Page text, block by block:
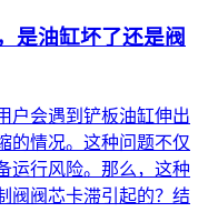
是油缸坏了还是阀
户会遇到铲板油缸伸出
的情况。这种问题不仅
运行风险。那么，这种
阀阀芯卡滞引起的？结